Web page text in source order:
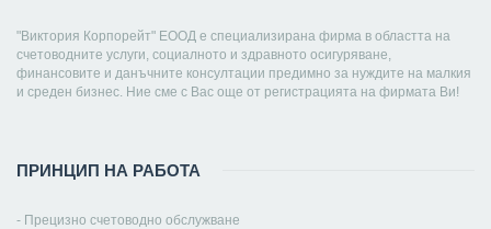
"Виктория Корпорейт" ЕООД е специализирана фирма в областта на
счетоводните услуги, социалното и здравното осигуряване,
финансовите и данъчните консултации предимно за нуждите на малкия
и среден бизнес. Ние сме с Вас още от регистрацията на фирмата Ви!
ПРИНЦИП НА РАБОТА
- Прецизно счетоводно обслужване